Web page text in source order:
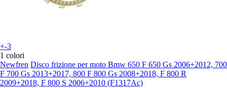
+-3
1 colori
Newfren Disco frizione per moto Bmw 650 F 650 Gs 2006+2012, 700
F 700 Gs 2013+2017, 800 F 800 Gs 2008+2018, F 800 R
2009+2018, F 800 S 2006+2010 (F1317Ac)